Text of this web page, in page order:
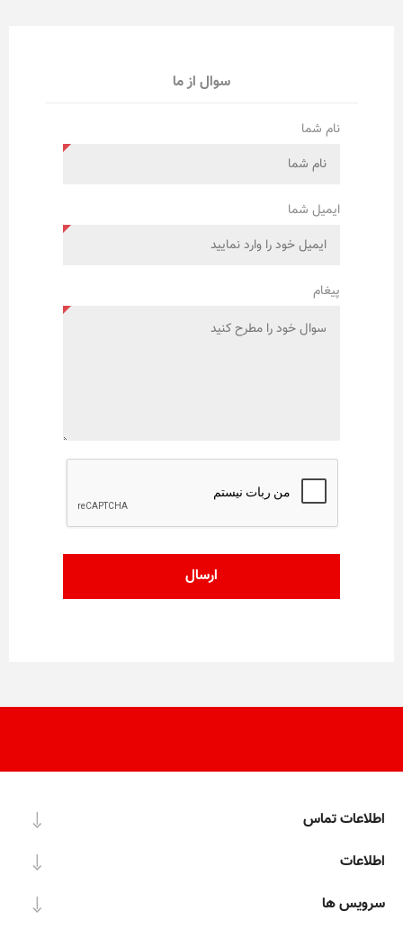
سوال از ما
نام شما
ایمیل شما
پیغام
اطلاعات تماس
اطلاعات
سرویس ها